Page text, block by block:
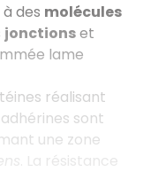
des molécules
jonctionset
lame
réalisant
sont
une zone
. La résistance